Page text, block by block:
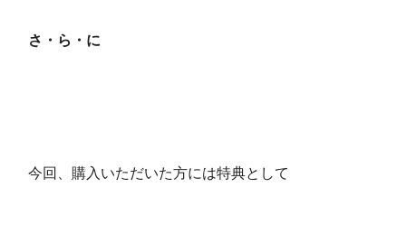
さ・ら・に
今回、購入いただいた方には特典として